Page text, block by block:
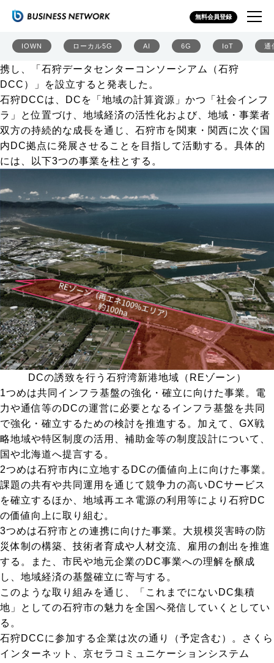
無料会員登録
IOWN ローカル5G AI 6G IoT 通
石狩市とNTT東、さくら、KCCSなど市内立地のDC事業
者らがコンソーシアム設立
北海道石狩市は2026年7月28日、市内に立地するデータセ
ンター（DC）事業者、電力・通信インフラ事業者等と連
携し、「石狩データセンターコンソーシアム（石狩
DCC）」を設立すると発表した。
石狩DCCは、DCを「地域の計算資源」かつ「社会インフ
ラ」と位置づけ、地域経済の活性化および、地域・事業者
双方の持続的な成長を通じ、石狩市を関東・関西に次ぐ国
内DC拠点に発展させることを目指して活動する。具体的
には、以下3つの事業を柱とする。
DCの誘致を行う石狩湾新港地域（REゾーン）
1つめは共同インフラ基盤の強化・確立に向けた事業。電
力や通信等のDCの運営に必要となるインフラ基盤を共同
で強化・確立するための検討を推進する。加えて、GX戦
略地域や特区制度の活用、補助金等の制度設計について、
国や北海道へ提言する。
2つめは石狩市内に立地するDCの価値向上に向けた事業。
課題の共有や共同運用を通じて競争力の高いDCサービス
を確立するほか、地域再エネ電源の利用等により石狩DC
の価値向上に取り組む。
3つめは石狩市との連携に向けた事業。大規模災害時の防
災体制の構築、技術者育成や人材交流、雇用の創出を推進
する。また、市民や地元企業のDC事業への理解を醸成
し、地域経済の基盤確立に寄与する。
このような取り組みを通じ、「これまでにないDC集積
地」としての石狩市の魅力を全国へ発信していくとしてい
る。
石狩DCCに参加する企業は次の通り（予定含む）。さくら
インターネット、京セラコミュニケーションシステム